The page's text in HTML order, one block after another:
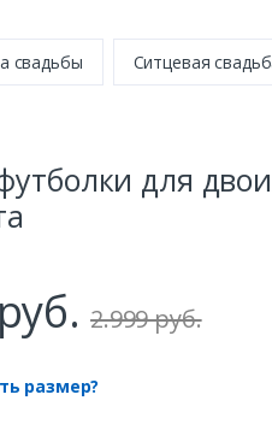
свадьбы Ситцевая
для
2.999 руб.
размер?